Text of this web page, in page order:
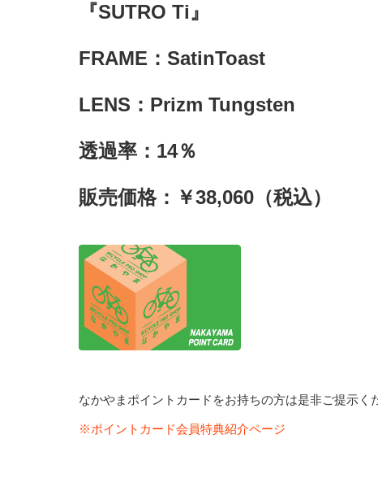
『SUTRO Ti』
FRAME：SatinToast
LENS：Prizm Tungsten
透過率：14％
販売価格：￥38,060（税込）
なかやまポイントカードをお持ちの方は是非ご提示く
※ポイントカード会員特典紹介ページ